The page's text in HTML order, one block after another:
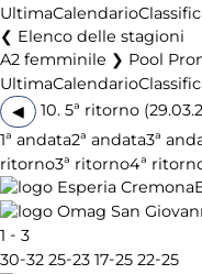
UltimaCalendario
Elenco delle stagioni
A2 femminile ❯ Pool
UltimaCalendario
◀
10. 5ª ritorno
1ª andata2ª andata3ª
ritorno3ª ritorno4ª
1 - 3
30-32 25-23 17-25 22-25